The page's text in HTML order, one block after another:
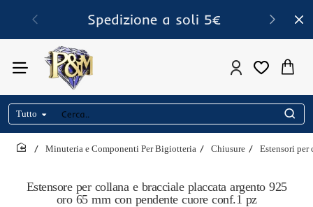
Spedizione a soli 5€
Tutto
Cerca..
Estensore per collana e bracciale placcata argento 925
oro 65 mm con pendente cuore conf.1 pz
Minuteria e Componenti Per Bigiotteria Chiusure Estensori per